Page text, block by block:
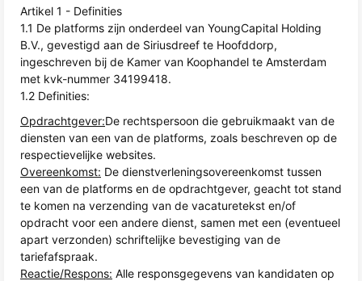
Artikel 1 - Definities
1.1 De platforms zijn onderdeel van YoungCapital Holding
B.V., gevestigd aan de Siriusdreef te Hoofddorp,
ingeschreven bij de Kamer van Koophandel te Amsterdam
met kvk-nummer 34199418.
1.2 Definities:
Opdrachtgever:De rechtspersoon die gebruikmaakt van de
diensten van een van de platforms, zoals beschreven op de
respectievelijke websites.
Overeenkomst: De dienstverleningsovereenkomst tussen
een van de platforms en de opdrachtgever, geacht tot stand
te komen na verzending van de vacaturetekst en/of
opdracht voor een andere dienst, samen met een (eventueel
apart verzonden) schriftelijke bevestiging van de
tariefafspraak.
Reactie/Respons: Alle responsgegevens van kandidaten op